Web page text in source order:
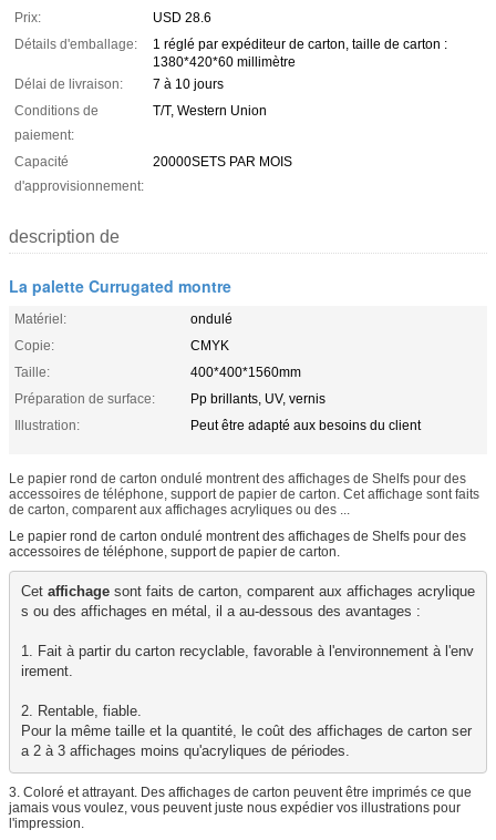
Prix:
USD 28.6
Détails d'emballage:
1 réglé par expéditeur de carton, taille de carton :
1380*420*60 millimètre
Délai de livraison:
7 à 10 jours
Conditions de
paiement:
T/T, Western Union
Capacité
d'approvisionnement:
20000SETS PAR MOIS
description de
La palette Currugated montre
Matériel:
ondulé
Copie:
CMYK
Taille:
400*400*1560mm
Préparation de surface:
Pp brillants, UV, vernis
Illustration:
Peut être adapté aux besoins du client
Le papier rond de carton ondulé montrent des affichages de Shelfs pour des
accessoires de téléphone, support de papier de carton. Cet affichage sont faits
de carton, comparent aux affichages acryliques ou des ...
Le papier rond de carton ondulé montrent des affichages de Shelfs pour des
accessoires de téléphone, support de papier de carton.
Cet affichage sont faits de carton, comparent aux affichages acrylique
s ou des affichages en métal, il a au-dessous des avantages :
1. Fait à partir du carton recyclable, favorable à l'environnement à l'env
irement.
2. Rentable, fiable.
Pour la même taille et la quantité, le coût des affichages de carton ser
a 2 à 3 affichages moins qu'acryliques de périodes.
3. Coloré et attrayant. Des affichages de carton peuvent être imprimés ce que
jamais vous voulez, vous peuvent juste nous expédier vos illustrations pour
l'impression.